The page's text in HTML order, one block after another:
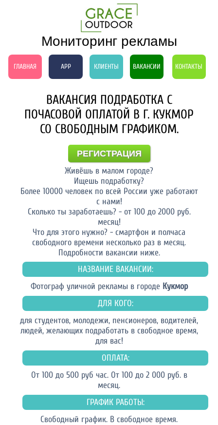
Мониторинг рекламы
ГЛАВНАЯ APP КЛИЕНТЫ ВАКАНСИИ КОНТАКТЫ
ВАКАНСИЯ ПОДРАБОТКА С
ПОЧАСОВОЙ ОПЛАТОЙ В Г. КУКМОР
СО СВОБОДНЫМ ГРАФИКОМ.
РЕГИСТРАЦИЯ
Живёшь в малом городе?
Ищешь подработку?
Более 10000 человек по всей России уже работают
с нами!
Сколько ты заработаешь? - от 100 до 2000 руб.
месяц!
Что для этого нужно? - смартфон и полчаса
свободного времени несколько раз в месяц.
Подробности вакансии ниже.
НАЗВАНИЕ ВАКАНСИИ:
Фотограф уличной рекламы в городе Кукмор
ДЛЯ КОГО:
для студентов, молодежи, пенсионеров, водителей,
людей, желающих подработать в свободное время,
для вас!
ОПЛАТА:
От 100 до 500 руб час. От 100 до 2 000 руб. в
месяц.
ГРАФИК РАБОТЫ:
Свободный график. В свободное время.